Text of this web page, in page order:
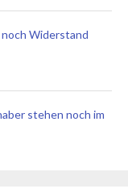
Widerstand
stehen noch im